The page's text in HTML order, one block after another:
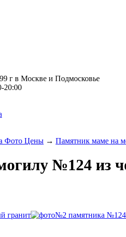
г в Москве и Подмосковье
Фото Цены → Памятник маме на
№124 из